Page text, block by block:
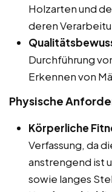
Holzarten und
deren
Durchführung
Erkennen von
Physische
Körperliche
Verfassung, da
anstrengend ist
sowie langes